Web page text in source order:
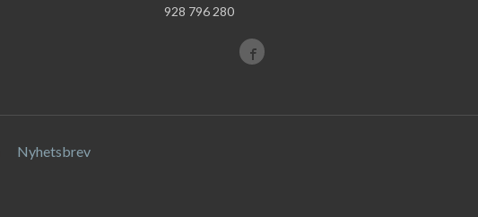
928 796 280
Nyhetsbrev